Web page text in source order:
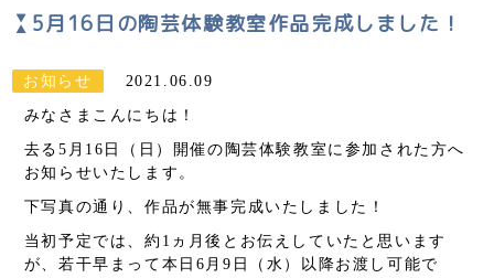
5月16日の陶芸体験教室作品完成しました！
お知らせ 2021.06.09
みなさまこんにちは！
去る5月16日（日）開催の陶芸体験教室に参加された方へ
お知らせいたします。
下写真の通り、作品が無事完成いたしました！
当初予定では、約1ヵ月後とお伝えしていたと思います
が、若干早まって本日6月9日（水）以降お渡し可能で